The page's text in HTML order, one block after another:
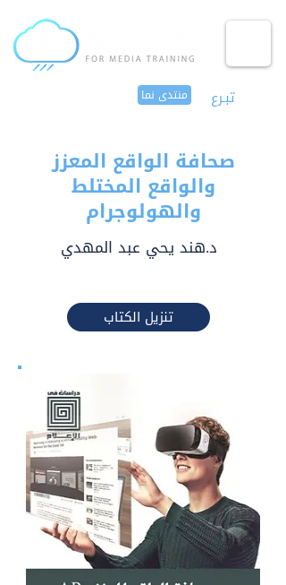
منتدى نما تبـرع
صحافة الواقع المعزز
والواقع المختلط
والهولوجرام
د.هند يحي عبد المهدي
تنزيل الكتاب